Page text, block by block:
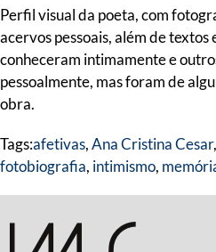
Perfil visual da poeta, com
acervos pessoais, além de textos
conheceram intimamente e
pessoalmente, mas foram de
obra.
Tags:afetivas,Ana Cristina Cesar,
fotobiografia, intimismo,